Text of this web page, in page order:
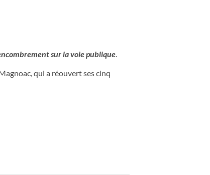
sur la voie publique.
qui a réouvert ses cinq